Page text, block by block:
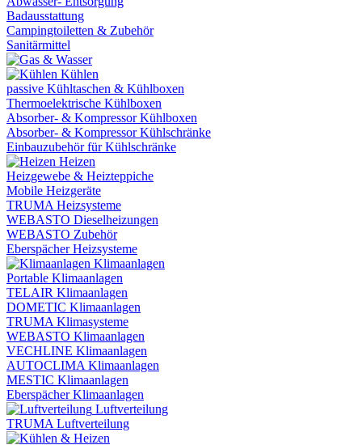
Badausstattung
Campingtoiletten & Zubehör
Sanitärmittel
Kühlen
passive Kühltaschen & Kühlboxen
Thermoelektrische Kühlboxen
Absorber- & Kompressor Kühlboxen
Absorber- & Kompressor Kühlschränke
Einbauzubehör für Kühlschränke
Heizen
Heizgewebe & Heizteppiche
Mobile Heizgeräte
TRUMA Heizsysteme
WEBASTO Dieselheizungen
WEBASTO Zubehör
Eberspächer Heizsysteme
Klimaanlagen
Portable Klimaanlagen
TELAIR Klimaanlagen
DOMETIC Klimaanlagen
TRUMA Klimasysteme
WEBASTO Klimaanlagen
VECHLINE Klimaanlagen
AUTOCLIMA Klimaanlagen
MESTIC Klimaanlagen
Eberspächer Klimaanlagen
Luftverteilung
TRUMA Luftverteilung